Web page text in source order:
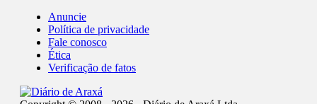
Anuncie
Política de privacidade
Fale conosco
Ética
Verificação de fatos